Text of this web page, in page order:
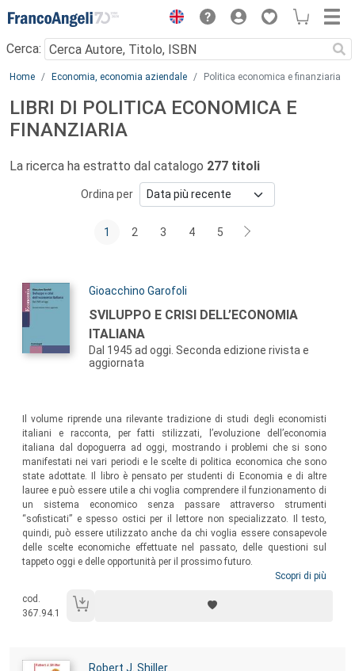
Menu
Cerca:
Main content
Home Economia, economia aziendale Politica economica e finanziaria
LIBRI DI POLITICA ECONOMICA E
FINANZIARIA
La ricerca ha estratto dal catalogo 277 titoli
Ordina per
1 2 3 4 5
Autori:
Gioacchino Garofoli
Titolo:
SVILUPPO E CRISI DELL’ECONOMIA
ITALIANA
Dal 1945 ad oggi. Seconda edizione rivista e
aggiornata
Il volume riprende una rilevante tradizione di studi degli economisti
italiani e racconta, per fatti stilizzati, l’evoluzione dell’economia
italiana dal dopoguerra ad oggi, mostrando i problemi che si sono
manifestati nei vari periodi e le scelte di politica economica che sono
state adottate. Il libro è pensato per studenti di Economia e di altre
lauree e può essere utile a chi voglia comprendere il funzionamento di
un sistema economico senza passare attraverso strumenti
“sofisticati” e spesso ostici per il lettore non specializzato. Il testo,
quindi, può essere utilizzato anche da chi voglia essere consapevole
delle scelte economiche effettuate nel passato, delle questioni sul
tappeto oggi e delle opportunità per il prossimo futuro.
Scopri di più
cod.
367.94.1
Robert J. Shiller